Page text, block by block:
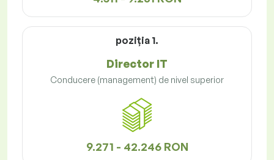
poziţia 1.
Director IT
Conducere (management) de nivel superior
9.271 - 42.246 RON